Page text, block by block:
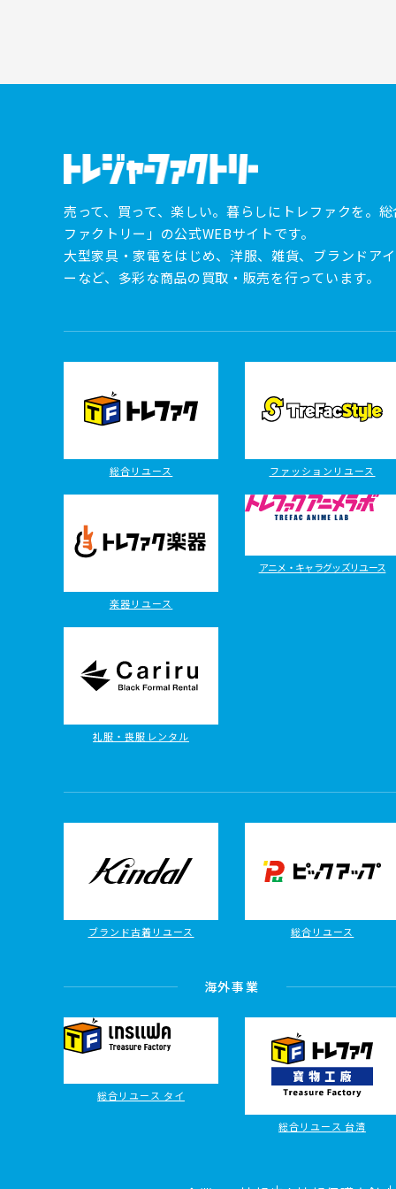
売って、買って、楽しい。暮らしにトレファクを。
ファクトリー」の公式WEBサイトです。
大型家具・家電をはじめ、洋服、雑貨、ブランドア
ーなど、多彩な商品の買取・販売を行っています。
総合リユース ファッションリユース
楽器リユース
アニメ・キャラグッズリユース
礼服・喪服レンタル
ブランド古着リユース 総合リユース
海外事業
総合リユース タイ
総合リユース 台湾